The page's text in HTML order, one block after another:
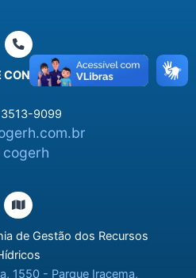
CONOSCO
9099
cogerh
de Gestão dos Recursos
1550 - Parque Iracema,